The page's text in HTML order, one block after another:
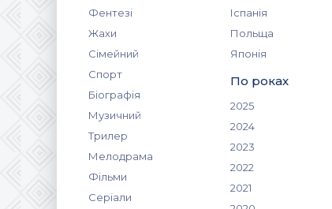
Фентезі
Жахи
Сімейний
Спорт
Біографія
Музичний
Трилер
Мелодрама
Фільми
Серіали
Іспанія
Польща
Японія
По роках
2025
2024
2023
2022
2021